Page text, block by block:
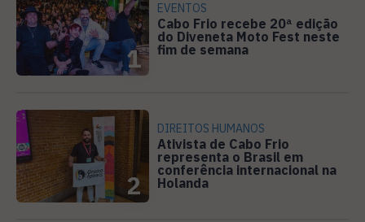
1
EVENTOS
Cabo Frio recebe 20ª edição
do Diveneta Moto Fest neste
fim de semana
2
DIREITOS HUMANOS
Ativista de Cabo Frio
representa o Brasil em
conferência internacional na
Holanda